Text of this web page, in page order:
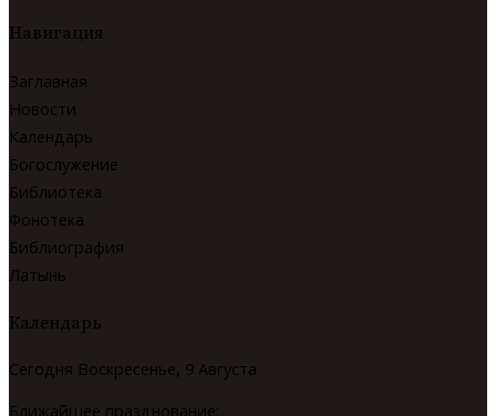
Навигация
Заглавная
Новости
Календарь
Богослужение
Библиотека
Фонотека
Библиография
Латынь
Календарь
Сегодня Воскресенье, 9 Августа
Ближайшее празднование: